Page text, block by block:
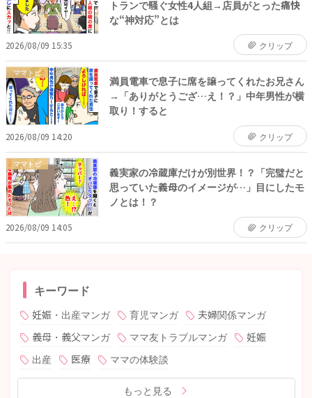
トランで騒ぐ女性4人組→店員がとった痛快
な“神対応”とは
2026/08/09 15:35 クリップ
ママトピ
満員電車で息子に席を譲ってくれたお兄さん
→「ありがとうござ…え！？」中年男性が横
取り！すると
2026/08/09 14:20 クリップ
ママトピ
義実家の冷蔵庫だけが別世界！？「完璧だと
思っていた義母のイメージが…」目にしたモ
ノとは！？
2026/08/09 14:05 クリップ
キーワード
妊娠・出産マンガ 育児マンガ
夫婦関係マンガ
義母・義父マンガ
ママ友トラブルマンガ
妊娠
出産
医療 ママの体験談
もっと見る